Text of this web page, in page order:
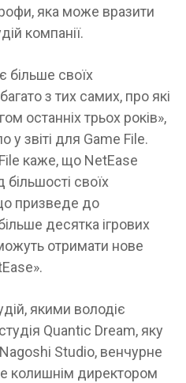
яка може вразити
компанії.
більше своїх
з тих самих, про які
останніх трьох років»,
у звіті для Game File.
каже, що NetEase
своїх
призведе до
десятка ігрових
отримати нове
якими володіє
Quantic Dream, яку
Studio, венчурне
колишнім директором